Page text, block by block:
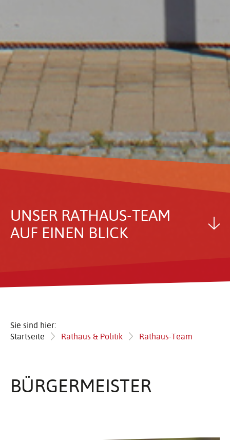
UNSER RATHAUS-TEAM
AUF EINEN BLICK
Sie sind hier:
Startseite
Rathaus & Politik Rathaus-Team
BÜRGER­MEISTER